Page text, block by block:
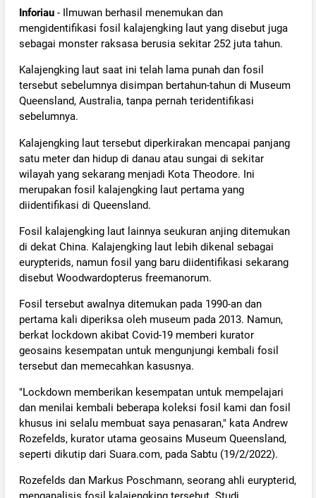
Inforiau- Ilmuwan berhasil menemukan dan
mengidentifikasi fosil kalajengking laut yang disebut juga
sebagai monster raksasa berusia sekitar 252 juta tahun.
Kalajengking laut saat ini telah lama punah dan fosil
tersebut sebelumnya disimpan bertahun-tahun di Museum
Queensland, Australia, tanpa pernah teridentifikasi
sebelumnya.
Kalajengking laut tersebut diperkirakan mencapai panjang
satu meter dan hidup di danau atau sungai di sekitar
wilayah yang sekarang menjadi Kota Theodore. Ini
merupakan fosil kalajengking laut pertama yang
diidentifikasi di Queensland.
Fosil kalajengking laut lainnya seukuran anjing ditemukan
di dekat China. Kalajengking laut lebih dikenal sebagai
eurypterids, namun fosil yang baru diidentifikasi sekarang
disebut Woodwardopterus freemanorum.
Fosil tersebut awalnya ditemukan pada 1990-an dan
pertama kali diperiksa oleh museum pada 2013. Namun,
berkat lockdown akibat Covid-19 memberi kurator
geosains kesempatan untuk mengunjungi kembali fosil
tersebut dan memecahkan kasusnya.
"Lockdown memberikan kesempatan untuk mempelajari
dan menilai kembali beberapa koleksi fosil kami dan fosil
khusus ini selalu membuat saya penasaran," kata Andrew
Rozefelds, kurator utama geosains Museum Queensland,
seperti dikutip dari Suara.com, pada Sabtu (19/2/2022).
Rozefelds dan Markus Poschmann, seorang ahli eurypterid,